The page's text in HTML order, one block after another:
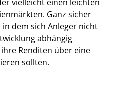
vielleicht einen leichten
Ganz sicher
in dem sich Anleger nicht
abhängig
Renditen über eine
sollten.